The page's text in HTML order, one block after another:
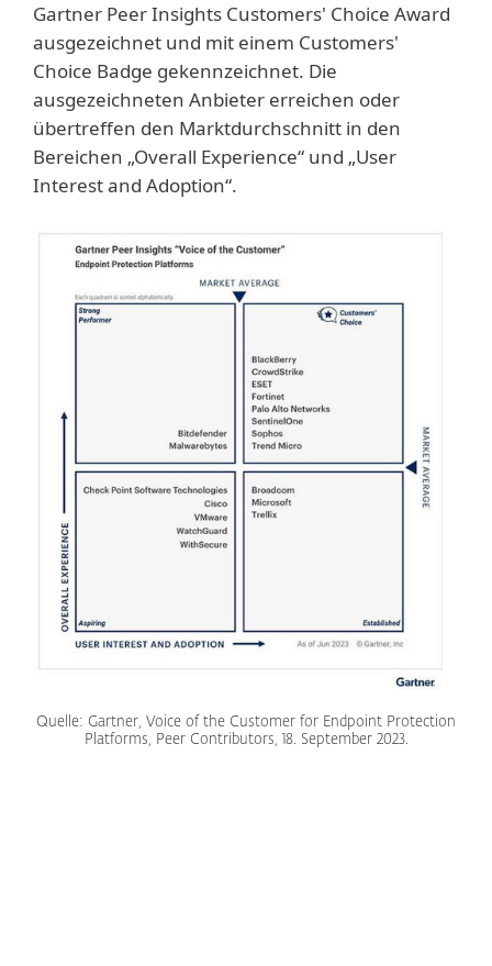
Gartner Peer Insights Customers' Choice Award
ausgezeichnet und mit einem Customers'
Choice Badge gekennzeichnet. Die
ausgezeichneten Anbieter erreichen oder
übertreffen den Marktdurchschnitt in den
Bereichen „Overall Experience“ und „User
Interest and Adoption“.
Quelle: Gartner, Voice of the Customer for Endpoint Protection
Platforms, Peer Contributors, 18. September 2023.